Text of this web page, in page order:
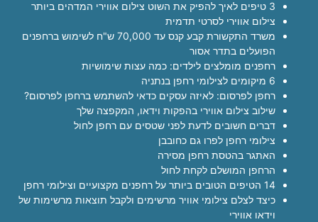
3 טיפים לאיך להפיק את השוט צילום אווירי המדהים ביותר
צילום אווירי לסרטי תדמית
משרד התקשורת קבע קנס עד 70,000 ש"ח לשימוש ברחפנים
הפועלים בתדר אסור
רחפנים מומלצים לילדים: כמה עצות שימושיות
6 מיקומים לצילומי רחפן בנתניה
רחפן לפרסום: לאיזה עסקים כדאי להשתמש ברחפן לפרסום?
שילוב צילום אווירי בהפקות וידאו, המקפצה שלך
דברים חשובים לדעת לפני שטסים עם רחפן לחול
צילומי רחפן לפרו גם כחובבן
האתגר בהטסת רחפן מסירה
הרחפן המושלם לקחת לחול
14 הטיפים הטובים ביותר על רחפנים מקצועיים וצילומי רחפן
כיצד לצלם צילומי אוויר מרשימים ולקבל תוצאות מרשימות של
וידאו אווירי